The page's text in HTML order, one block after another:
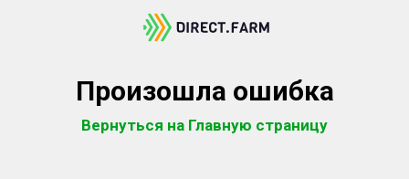
Произошла ошибка
Вернуться на Главную страницу